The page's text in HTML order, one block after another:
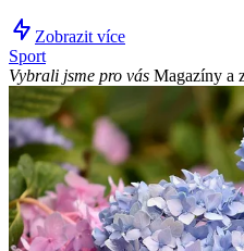
Zobrazit více
Sport
Vybrali jsme pro vás Magazíny a